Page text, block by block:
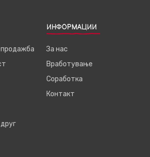
ИНФОРМАЦИИ
За нас
Вработување
Соработка
Контакт